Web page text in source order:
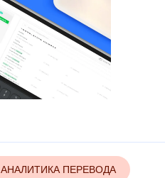
АНАЛИТИКА ПЕРЕВОДА